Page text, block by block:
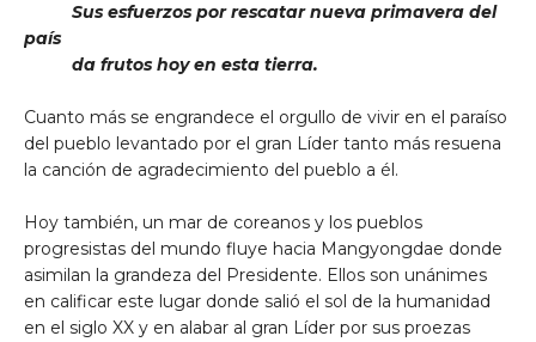
Sus esfuerzos por rescatar nueva primavera del
país
da frutos hoy en esta tierra.
Cuanto más se engrandece el orgullo de vivir en el paraíso
del pueblo levantado por el gran Líder tanto más resuena
la canción de agradecimiento del pueblo a él.
Hoy también, un mar de coreanos y los pueblos
progresistas del mundo fluye hacia Mangyongdae donde
asimilan la grandeza del Presidente. Ellos son unánimes
en calificar este lugar donde salió el sol de la humanidad
en el siglo XX y en alabar al gran Líder por sus proezas